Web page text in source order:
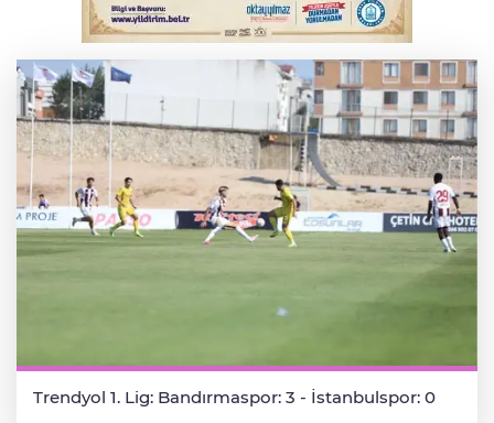
Serbest piyasada döviz fiyatları
Trendyol 1. Lig: Bandırmaspor: 3 - İstanbulspor: 0